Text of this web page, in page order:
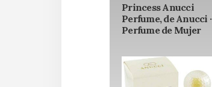
Princess Anucci
Perfume, de Anucci ·
Perfume de Mujer